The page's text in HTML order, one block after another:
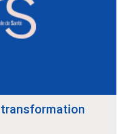
transformation